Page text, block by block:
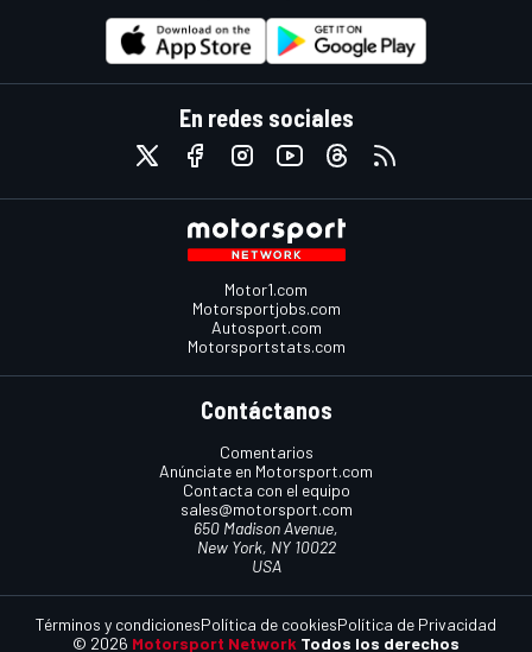
En redes sociales
Motor1.com
Motorsportjobs.com
Autosport.com
Motorsportstats.com
Contáctanos
Comentarios
Anúnciate en Motorsport.com
Contacta con el equipo
sales@motorsport.com
650 Madison Avenue,
New York, NY 10022
USA
© 2026 Motorsport Network Todos los derechos
Términos y condicionesPolítica de cookiesPolítica de Privacidad